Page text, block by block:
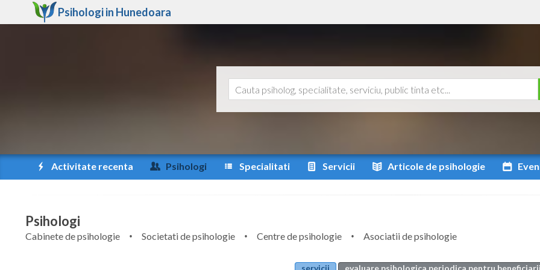
Psihologi in Hunedoara
Activitate recenta Psihologi Specialitati Servicii Articole de psihologie
Psihologi
Cabinete de psihologie Societati de psihologie Centre de psihologie
Asociatii de psihologie
servicii
evaluare psihologica periodica pentru